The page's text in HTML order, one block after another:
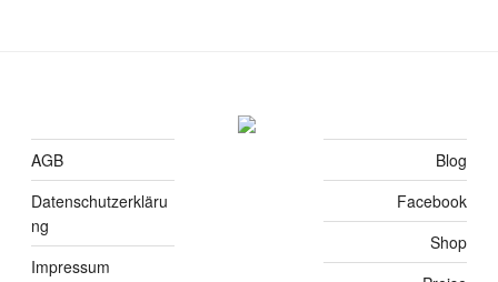
AGB
Datenschutzerkläru
ng
Impressum
Blog
Facebook
Shop